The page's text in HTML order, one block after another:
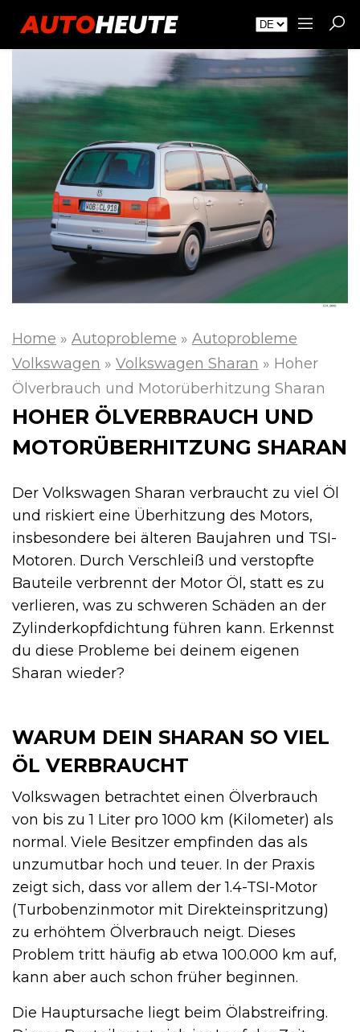
Home » Autoprobleme » Autoprobleme
Volkswagen » Volkswagen Sharan » Hoher
Ölverbrauch und Motorüberhitzung Sharan
HOHER ÖLVERBRAUCH UND
MOTORÜBERHITZUNG SHARAN
Der Volkswagen Sharan verbraucht zu viel Öl
und riskiert eine Überhitzung des Motors,
insbesondere bei älteren Baujahren und TSI-
Motoren. Durch Verschleiß und verstopfte
Bauteile verbrennt der Motor Öl, statt es zu
verlieren, was zu schweren Schäden an der
Zylinderkopfdichtung führen kann. Erkennst
du diese Probleme bei deinem eigenen
Sharan wieder?
WARUM DEIN SHARAN SO VIEL
ÖL VERBRAUCHT
Volkswagen betrachtet einen Ölverbrauch
von bis zu 1 Liter pro 1000 km (Kilometer) als
normal. Viele Besitzer empfinden das als
unzumutbar hoch und teuer. In der Praxis
zeigt sich, dass vor allem der 1.4-TSI-Motor
(Turbobenzinmotor mit Direkteinspritzung)
zu erhöhtem Ölverbrauch neigt. Dieses
Problem tritt häufig ab etwa 100.000 km auf,
kann aber auch schon früher beginnen.
Die Hauptursache liegt beim Ölabstreifring.